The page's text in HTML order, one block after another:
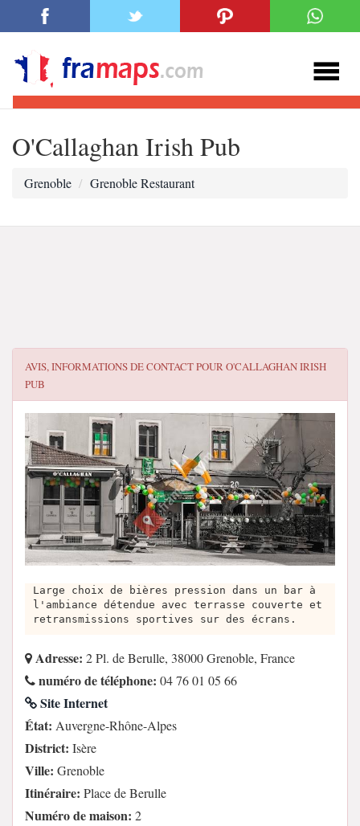
O'Callaghan Irish Pub
Grenoble Grenoble Restaurant
AVIS, INFORMATIONS DE CONTACT POURO'CALLAGHAN IRISH
PUB
Large choix de bières pression dans un bar à
l'ambiance détendue avec terrasse couverte et
retransmissions sportives sur des écrans.
Adresse: 2 Pl. de Berulle, 38000 Grenoble, France
numéro de téléphone: 04 76 01 05 66
Site Internet
État: Auvergne-Rhône-Alpes
District: Isère
Ville: Grenoble
Itinéraire: Place de Berulle
Numéro de maison: 2